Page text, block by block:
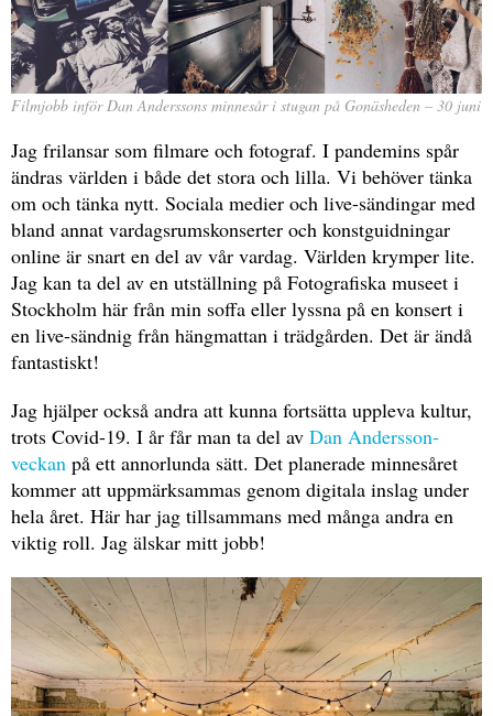
Filmjobb inför Dan Anderssons minnesår i stugan på Gonäsheden – 30 juni
Jag frilansar som filmare och fotograf. I pandemins spår
ändras världen i både det stora och lilla. Vi behöver tänka
om och tänka nytt. Sociala medier och live-sändingar med
bland annat vardagsrumskonserter och konstguidningar
online är snart en del av vår vardag. Världen krymper lite.
Jag kan ta del av en utställning på Fotografiska museet i
Stockholm här från min soffa eller lyssna på en konsert i
en live-sändnig från hängmattan i trädgården. Det är ändå
fantastiskt!
Jag hjälper också andra att kunna fortsätta uppleva kultur,
trots Covid-19. I år får man ta del av Dan Andersson-
veckan på ett annorlunda sätt. Det planerade minnesåret
kommer att uppmärksammas genom digitala inslag under
hela året. Här har jag tillsammans med många andra en
viktig roll. Jag älskar mitt jobb!